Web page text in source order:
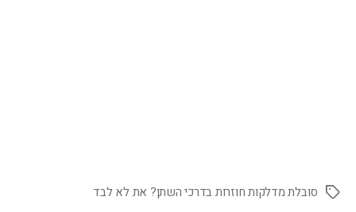
סובלת מדלקות חוזרות בדרכי השתן? את לא לבד